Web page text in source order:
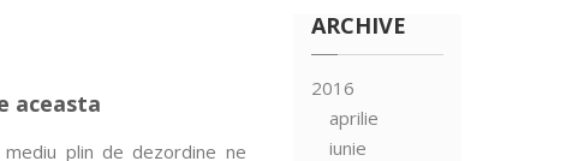
aceasta
plin de dezordine ne
ARCHIVE
2016
aprilie
iunie